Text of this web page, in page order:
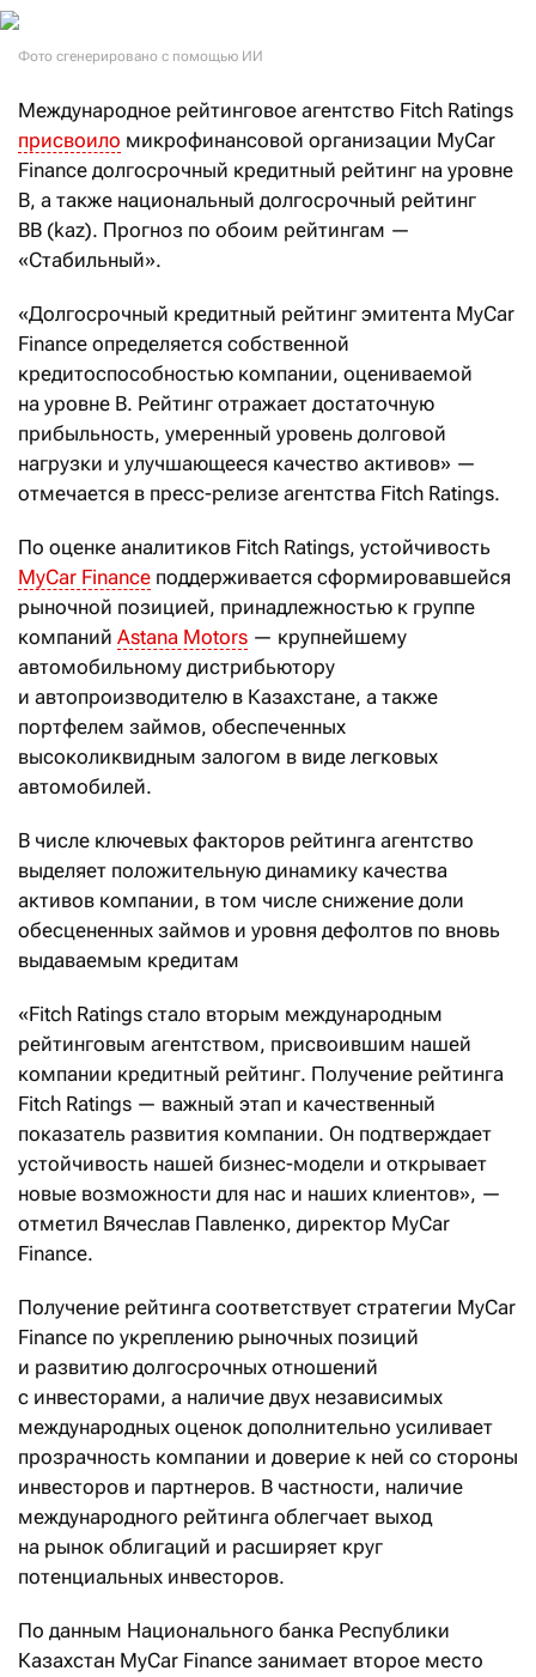
Фото сгенерировано с помощью ИИ
Международное рейтинговое агентство Fitch Ratings
присвоило микрофинансовой организации MyCar
Finance долгосрочный кредитный рейтинг на уровне
B, а также национальный долгосрочный рейтинг
BB (kaz). Прогноз по обоим рейтингам —
«Стабильный».
«Долгосрочный кредитный рейтинг эмитента MyCar
Finance определяется собственной
кредитоспособностью компании, оцениваемой
на уровне B. Рейтинг отражает достаточную
прибыльность, умеренный уровень долговой
нагрузки и улучшающееся качество активов» —
отмечается в пресс-релизе агентства Fitch Ratings.
По оценке аналитиков Fitch Ratings, устойчивость
MyCar Finance поддерживается сформировавшейся
рыночной позицией, принадлежностью к группе
компаний Astana Motors — крупнейшему
автомобильному дистрибьютору
и автопроизводителю в Казахстане, а также
портфелем займов, обеспеченных
высоколиквидным залогом в виде легковых
автомобилей.
В числе ключевых факторов рейтинга агентство
выделяет положительную динамику качества
активов компании, в том числе снижение доли
обесцененных займов и уровня дефолтов по вновь
выдаваемым кредитам
«Fitch Ratings стало вторым международным
рейтинговым агентством, присвоившим нашей
компании кредитный рейтинг. Получение рейтинга
Fitch Ratings — важный этап и качественный
показатель развития компании. Он подтверждает
устойчивость нашей бизнес-модели и открывает
новые возможности для нас и наших клиентов», —
отметил Вячеслав Павленко, директор MyCar
Finance.
Получение рейтинга соответствует стратегии MyCar
Finance по укреплению рыночных позиций
и развитию долгосрочных отношений
с инвесторами, а наличие двух независимых
международных оценок дополнительно усиливает
прозрачность компании и доверие к ней со стороны
инвесторов и партнеров. В частности, наличие
международного рейтинга облегчает выход
на рынок облигаций и расширяет круг
потенциальных инвесторов.
По данным Национального банка Республики
Казахстан MyCar Finance занимает второе место